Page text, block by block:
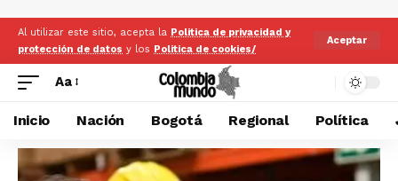
Al utilizar este sitio, acepta la Politica de privacidad y
protección de datos y los Politica de cookies/
Aceptar
Aa
Inicio Nación Bogotá Regional Política